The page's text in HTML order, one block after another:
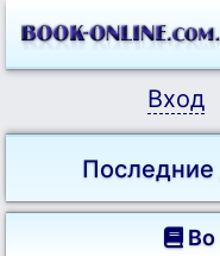
Вход
Последние
Во